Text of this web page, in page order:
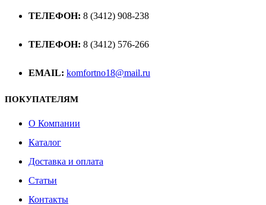
ТЕЛЕФОН: 8 (3412) 908-238
ТЕЛЕФОН: 8 (3412) 576-266
EMAIL: komfortno18@mail.ru
ПОКУПАТЕЛЯМ
О Компании
Каталог
Доставка и оплата
Статьи
Контакты